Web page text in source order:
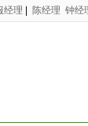
经理 陈经理 钟经